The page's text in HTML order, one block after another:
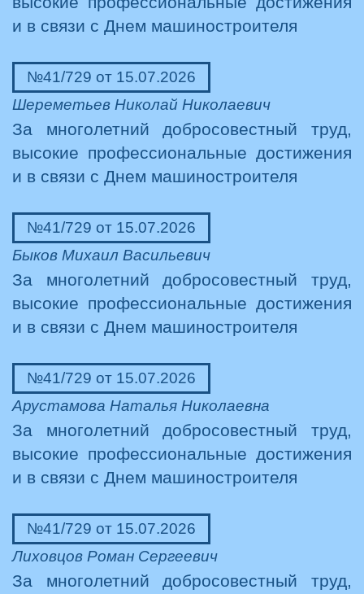
и в связи с Днем машиностроителя
№41/729 от 15.07.2026
Шереметьев Николай Николаевич
За многолетний добросовестный труд,
высокие профессиональные достижения
и в связи с Днем машиностроителя
№41/729 от 15.07.2026
Быков Михаил Васильевич
За многолетний добросовестный труд,
высокие профессиональные достижения
и в связи с Днем машиностроителя
№41/729 от 15.07.2026
Арустамова Наталья Николаевна
За многолетний добросовестный труд,
высокие профессиональные достижения
и в связи с Днем машиностроителя
№41/729 от 15.07.2026
Лиховцов Роман Сергеевич
За многолетний добросовестный труд,